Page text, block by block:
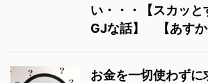
い・・・【スカッと
GJな話】 【あすか
お金を一切使わずに